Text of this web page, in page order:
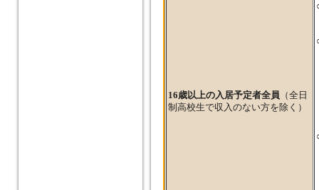
16歳以上の入居予定者全員 （全日
制高校生で収入のない方を除く）